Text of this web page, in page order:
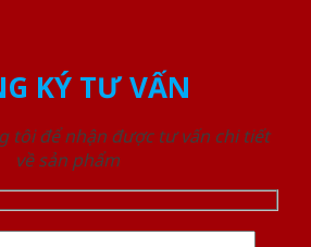
KÝ TƯ VẤN
tôi để nhận được tư vấn chi tiết
về sản phẩm